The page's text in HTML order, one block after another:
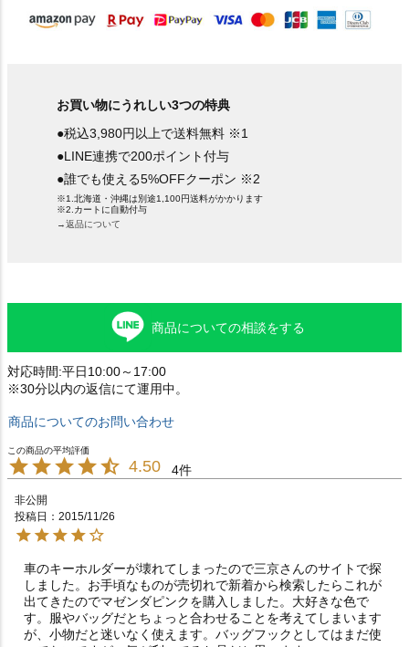
お買い物にうれしい3つの特典
●税込3,980円以上で送料無料 ※1
●LINE連携で200ポイント付与
●誰でも使える5%OFFクーポン ※2
※1.北海道・沖縄は別途1,100円送料がかかります
※2.カートに自動付与
→返品について
商品についての相談をする
対応時間:平日10:00～17:00
※30分以内の返信にて運用中。
商品についてのお問い合わせ
4.50 4
非公開
投稿日
2015/11/26
車のキーホルダーが壊れてしまったので三京さんのサイトで探
しました。お手頃なものが売切れで新着から検索したらこれが
出てきたのでマゼンダピンクを購入しました。大好きな色で
す。服やバッグだとちょっと合わせることを考えてしまいます
が、小物だと迷いなく使えます。バッグフックとしてはまだ使